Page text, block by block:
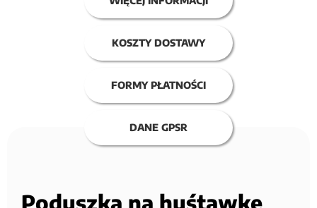
KOSZTY DOSTAWY
FORMY PŁATNOŚCI
DANE GPSR
Poduszka na huśtawkę